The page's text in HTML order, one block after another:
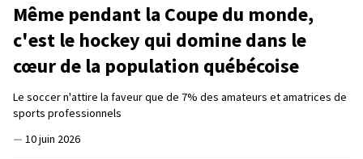
Même pendant la Coupe du monde,
c'est le hockey qui domine dans le
cœur de la population québécoise
Le soccer n'attire la faveur que de 7% des amateurs et amatrices de
sports professionnels
— 10 juin 2026